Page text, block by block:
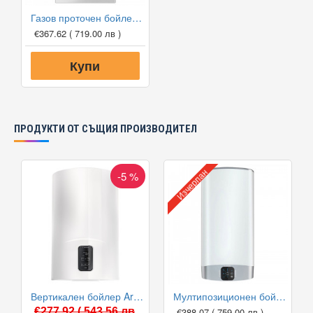
Газов проточен бойлер Ariston FAST EVO X 14 LPG, 24 kW - пропан-бутан
€367.62 ( 719.00 лв )
Купи
ПРОДУКТИ ОТ СЪЩИЯ ПРОИЗВОДИТЕЛ
-5 %
Вертикален бойлер Ariston LYDOS PLUS 80 V 1.8K EU
Изчерпан
Мултипозиционен бойлер Ariston VELIS EVO 50 EU V/H